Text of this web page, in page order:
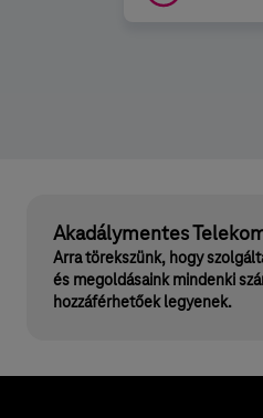
Akadálymentes
Arra törekszünk, hogy
és megoldásaink mindenki
hozzáférhetőek legyenek.